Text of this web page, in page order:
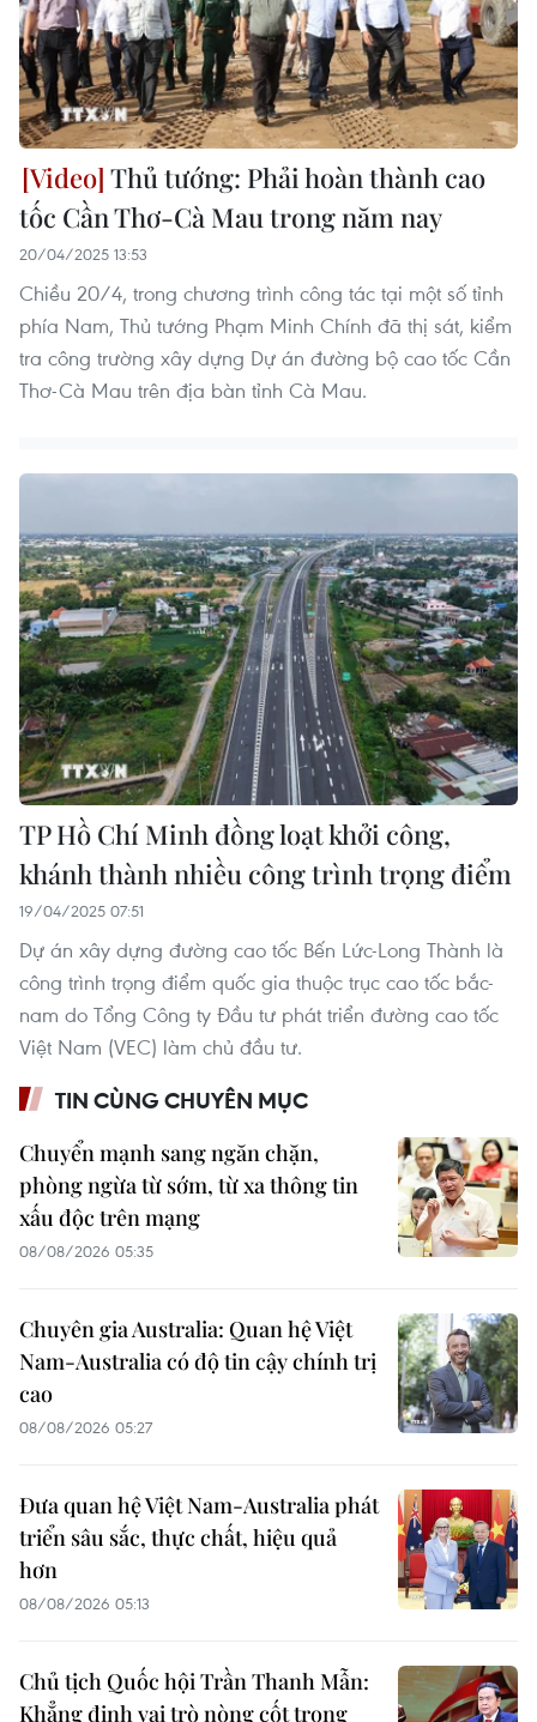
Thủ tướng: Phải hoàn thành cao
tốc Cần Thơ-Cà Mau trong năm nay
20/04/2025 13:53
Chiều 20/4, trong chương trình công tác tại một số tỉnh
phía Nam, Thủ tướng Phạm Minh Chính đã thị sát, kiểm
tra công trường xây dựng Dự án đường bộ cao tốc Cần
Thơ-Cà Mau trên địa bàn tỉnh Cà Mau.
TP Hồ Chí Minh đồng loạt khởi công,
khánh thành nhiều công trình trọng điểm
19/04/2025 07:51
Dự án xây dựng đường cao tốc Bến Lức-Long Thành là
công trình trọng điểm quốc gia thuộc trục cao tốc bắc-
nam do Tổng Công ty Đầu tư phát triển đường cao tốc
Việt Nam (VEC) làm chủ đầu tư.
TIN CÙNG CHUYÊN MỤC
Chuyển mạnh sang ngăn chặn,
phòng ngừa từ sớm, từ xa thông tin
xấu độc trên mạng
08/08/2026 05:35
Chuyên gia Australia: Quan hệ Việt
Nam-Australia có độ tin cậy chính trị
cao
08/08/2026 05:27
Đưa quan hệ Việt Nam-Australia phát
triển sâu sắc, thực chất, hiệu quả
hơn
08/08/2026 05:13
Chủ tịch Quốc hội Trần Thanh Mẫn:
Khẳng định vai trò nòng cốt trong